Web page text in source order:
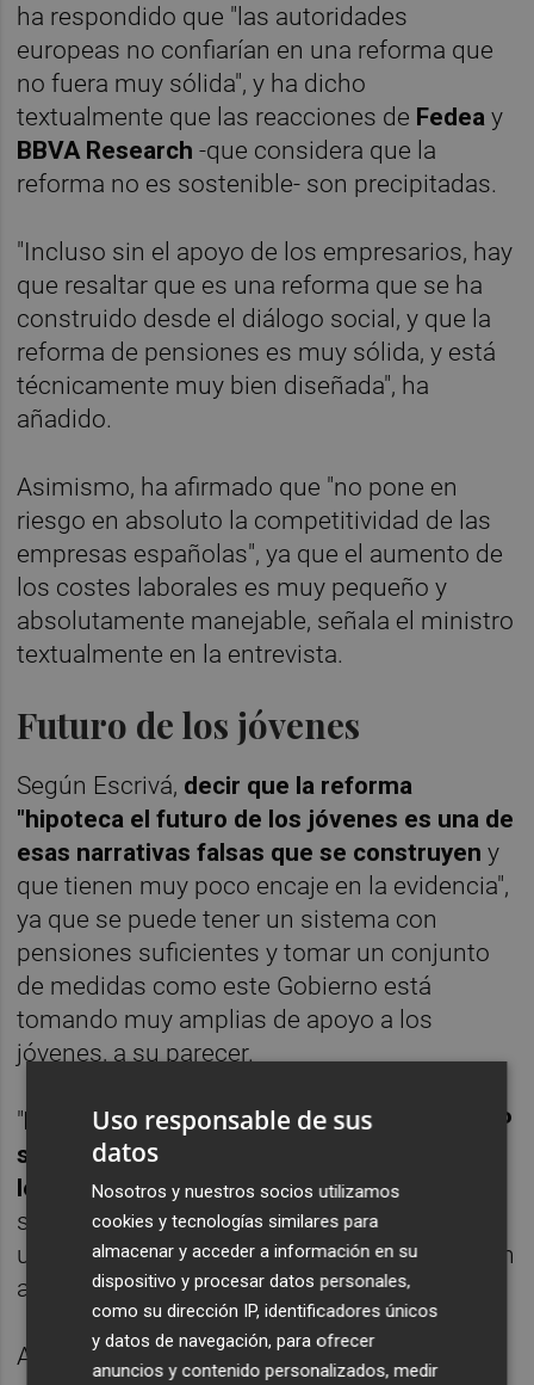
ha respondido que "las autoridades
europeas no confiarían en una reforma que
no fuera muy sólida", y ha dicho
textualmente que las reacciones de Fedea y
BBVA Research -que considera que la
reforma no es sostenible- son precipitadas.
"Incluso sin el apoyo de los empresarios, hay
que resaltar que es una reforma que se ha
construido desde el diálogo social, y que la
reforma de pensiones es muy sólida, y está
técnicamente muy bien diseñada", ha
añadido.
Asimismo, ha afirmado que "no pone en
riesgo en absoluto la competitividad de las
empresas españolas", ya que el aumento de
los costes laborales es muy pequeño y
absolutamente manejable, señala el ministro
textualmente en la entrevista.
Futuro de los jóvenes
Según Escrivá, decir que la reforma
"hipoteca el futuro de los jóvenes es una de
esas narrativas falsas que se construyeny
que tienen muy poco encaje en la evidencia",
ya que se puede tener un sistema con
pensiones suficientes y tomar un conjunto
de medidas como este Gobierno está
tomando muy amplias de apoyo a los
jóvenes, a su parecer.
"Mantener el factor de sostenibilidad del PP
sí que hubiera sido extraordinariamente
lesivo con los jóvenesporque hubiera
supuesto un recorte para éstos de al menos
un 10% de su pensión inicial cuando llegaran
a la jubilación", ha subrayado.
Al preguntársele sobre por qué la
cuota
Uso responsable de sus
datos
Nosotros y nuestros socios utilizamos
cookies y tecnologías similares para
almacenar y acceder a información en su
dispositivo y procesar datos personales,
como su dirección IP, identificadores únicos
y datos de navegación, para ofrecer
anuncios y contenido personalizados, medir